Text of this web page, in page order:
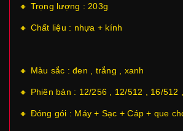
🔸 Trọng lượng : 203g
🔸 Chất liệu : nhựa + kính
🔸 Màu sắc : đen , trắng , xanh
🔸 Phiên bản : 12/256 , 12/512 , 16/512
🔸 Đóng gói : Máy + Sạc + Cáp + que